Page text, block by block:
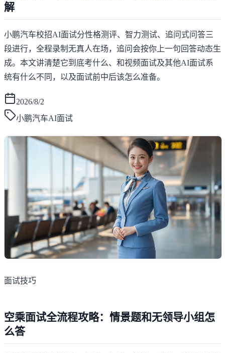
解
小鹏汽车校招AI面试分性格测评、智力测试、追问式问答三
段进行，全程录制无真人在场，追问会按你上一句回答动态生
成。本文讲清楚它到底考什么、和视频面试及其他AI面试系
统有什么不同，以及面试前中后该怎么准备。
2026/8/2
小鹏汽车AI面试
面试技巧
空乘面试全流程攻略：情景题和无领导小组怎
么答